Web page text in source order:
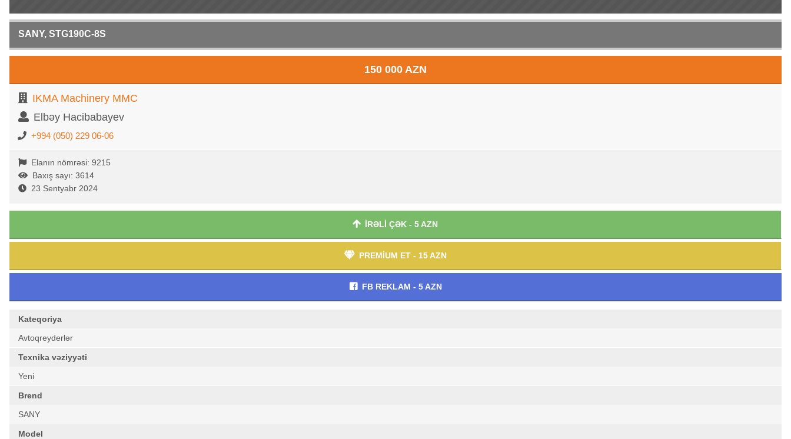
SANY, STG190C-8S
150 000 AZN
IKMA Machinery MMC
Elbəy Hacibabayev
+994 (050) 229 06-06
Elanın nömrəsi: 9215
Baxış sayı: 3614
23 Sentyabr 2024
İRƏLİ ÇƏK - 5 AZN
PREMİUM ET - 15 AZN
FB REKLAM - 5 AZN
Kateqoriya
Avtoqreyderlər
Texnika vəziyyəti
Yeni
Brend
SANY
Model